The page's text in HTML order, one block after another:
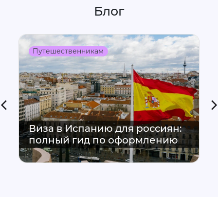
Блог
Путешественникам
Виза в Испанию для россиян:
полный гид по оформлению